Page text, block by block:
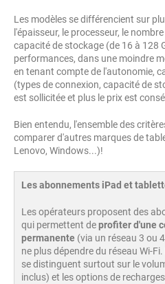
Les modèles se différencient sur
l'épaisseur, le processeur, le
capacité de stockage (de 16 à 128
performances, dans une moindre
en tenant compte de l'autonomie,
(types de connexion, capacité de
est sollicitée et plus le prix est
Bien entendu, l'ensemble des
comparer d'autres marques de
Lenovo, Windows...)!
Les abonnements iPad et
Les opérateurs proposent des
qui permettent deprofiter d'une
permanente (via un réseau 3 ou
ne plus dépendre du réseau Wi-
se distinguent surtout sur le
inclus) et les options de